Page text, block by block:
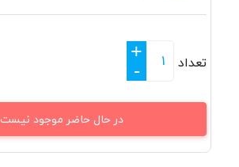
تعداد
+
-
در حال حاضر موجود نیست